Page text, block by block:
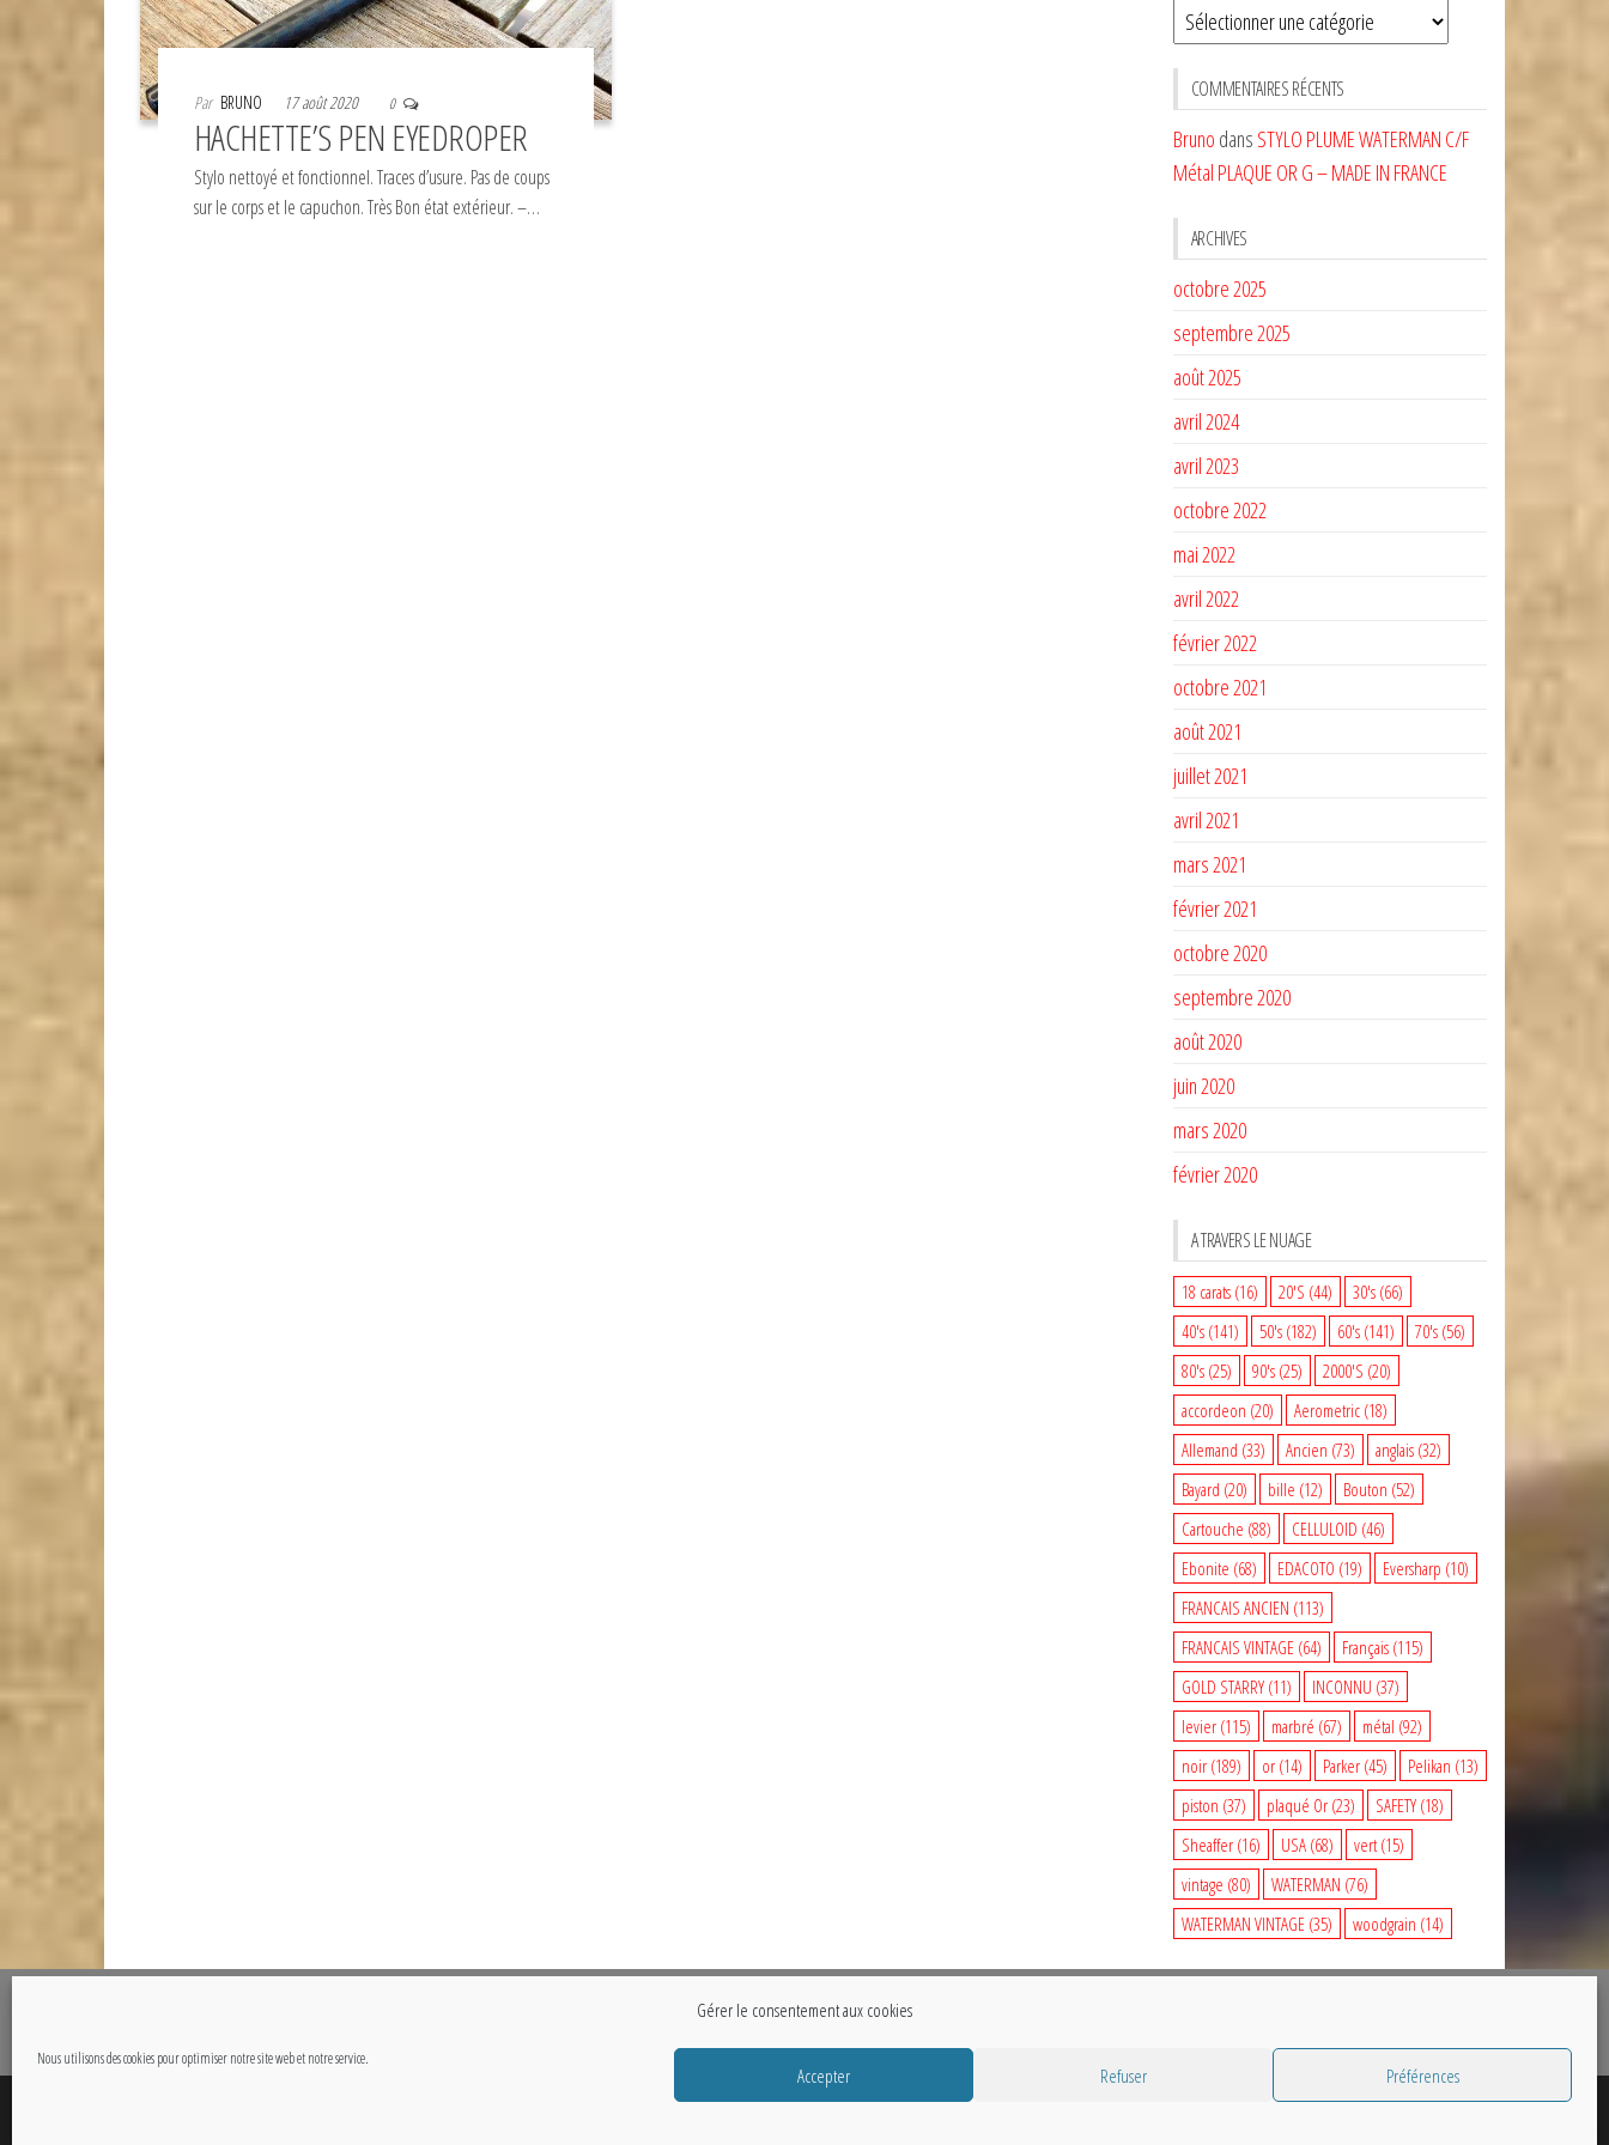
Gérer le consentement aux cookies
Nous utilisons des cookies pour optimiser notre site web et notre service.
Accepter Refuser Préférences
Par BRUNO 17 août 2020 0
HACHETTE’S PEN EYEDROPER
Stylo nettoyé et fonctionnel. Traces d’usure. Pas de coups
sur le corps et le capuchon. Très Bon état extérieur. –…
Sélectionnez
une
CATÉGORIE
COMMENTAIRES RÉCENTS
Bruno dans STYLO PLUME WATERMAN C/F
Métal PLAQUE OR G – MADE IN FRANCE
ARCHIVES
octobre 2025
septembre 2025
août 2025
avril 2024
avril 2023
octobre 2022
mai 2022
avril 2022
février 2022
octobre 2021
août 2021
juillet 2021
avril 2021
mars 2021
février 2021
octobre 2020
septembre 2020
août 2020
juin 2020
mars 2020
février 2020
A TRAVERS LE NUAGE
18 carats(16) 20'S (44) 30's(66)
40's(141) 50's(182) 60's(141) 70's(56)
80's(25) 90's(25) 2000'S (20)
accordeon (20) Aerometric(18)
Allemand (33) Ancien (73) anglais(32)
Bayard (20) bille (12) Bouton (52)
Cartouche (88) CELLULOID (46)
Ebonite (68) EDACOTO (19) Eversharp (10)
FRANCAIS ANCIEN (113)
FRANCAIS VINTAGE (64) Français(115)
GOLD STARRY(11) INCONNU (37)
levier(115) marbré (67) métal (92)
noir(189) or(14) Parker(45) Pelikan (13)
piston (37) plaqué Or(23) SAFETY(18)
Sheaffer(16) USA(68) vert(15)
vintage (80) WATERMAN (76)
WATERMAN VINTAGE (35) woodgrain (14)